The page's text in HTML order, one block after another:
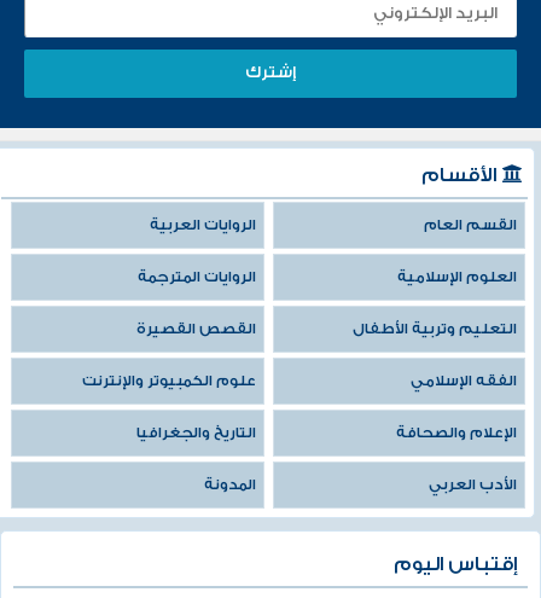
الأقسام
القسم العام الروايات العربية
العلوم الإسلامية الروايات المترجمة
التعليم وتربية الأطفال القصص القصيرة
الفقه الإسلامي علوم الكمبيوتر والإنترنت
الإعلام والصحافة التاريخ والجغرافيا
الأدب العربي المدونة
إقتباس اليوم